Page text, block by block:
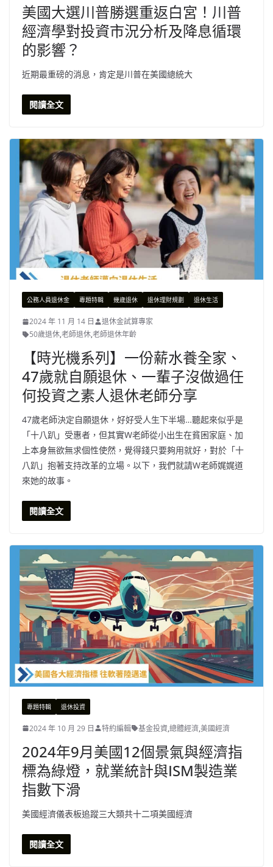
美國大選川普勝選重返白宮！川普
經濟學對投資市況分析及降息循環
的影響？
近期最重磅的消息，肯定是川普在美國總統大
閱讀全文
公務人員退休金 專題特輯 幾歲退休 退休理財規劃 退休生活
2024 年 11 月 14 日
退休金試算專家
50歲退休,老師退休,老師退休年齡
【時光機系列】一份薪水養全家、
47歲就自願退休、一輩子沒做過任
何投資之素人退休老師分享
47歲老師決定自願退休，好好受人生下半場…聽起來似乎是
「十八趴」受惠者，但其實W老師從小出生在貧困家庭、加
上本身無欲無求個性使然，覺得錢只要夠用就好，對於「十
八趴」抱著支持改革的立場。以下，我們就請W老師娓娓道
來她的故事。
閱讀全文
專題特輯 退休投資
2024 年 10 月 29 日 特約編輯 基金投資,總體經濟,美國經濟
2024年9月美國12個景氣與經濟指
標為綠燈，就業統計與ISM製造業
指數下滑
美國經濟儀表板追蹤三大類共十二項美國經濟
閱讀全文